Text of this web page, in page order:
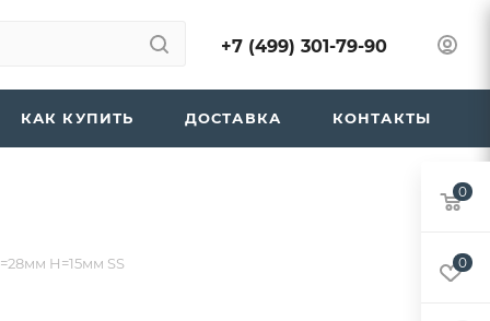
+7 (499) 301-79-90
КАК КУПИТЬ ДОСТАВКА КОНТАКТЫ
H=15мм SS
0
0